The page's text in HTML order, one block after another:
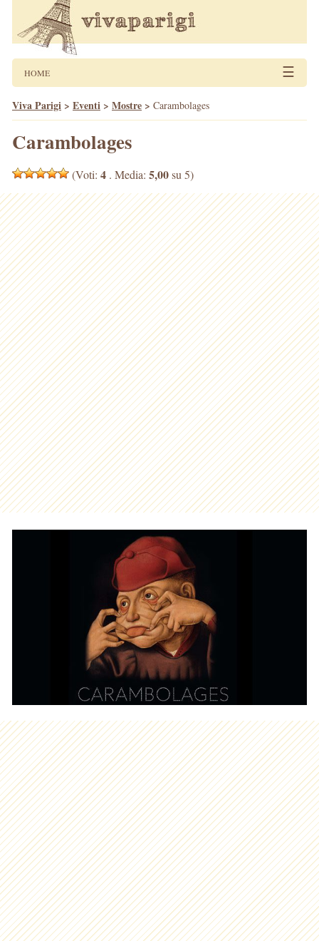
HOME ☰
Viva Parigi > Eventi > Mostre > Carambolages
Carambolages
(Voti: 4 . Media: 5,00su 5)